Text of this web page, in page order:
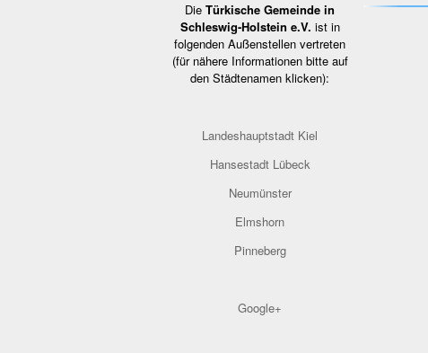
Die Türkische Gemeinde in
Schleswig-Holstein e.V. ist in
folgenden Außenstellen vertreten
(für nähere Informationen bitte auf
den Städtenamen klicken):
Landeshauptstadt Kiel
Hansestadt Lübeck
Neumünster
Elmshorn
Pinneberg
Google+